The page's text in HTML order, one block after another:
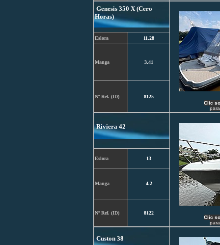
Genesis 350 X (Cero
Horas)
Clic
para
Eslora 11.28
Manga 3.41
Nº Ref. (ID) 8125
Riviera 42
Clic
para
Eslora 13
Manga 4.2
Nº Ref. (ID) 8122
Custon 38